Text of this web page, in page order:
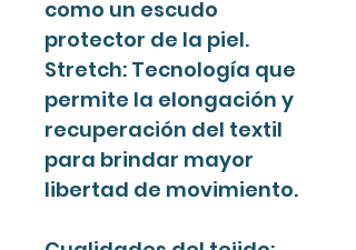
como un escudo
protector de la piel.
Stretch: Tecnología que
permite la elongación y
recuperación del textil
para brindar mayor
libertad de movimiento.